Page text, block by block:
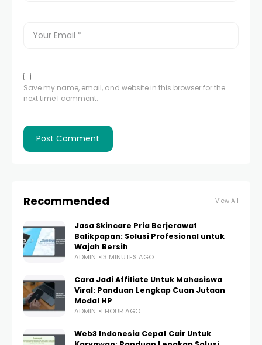
Save my name, email, and website in this browser for the
next time I comment.
Recommended View All
Jasa Skincare Pria Berjerawat
Balikpapan: Solusi Profesional untuk
Wajah Bersih
ADMIN 13 MINUTES AGO
Cara Jadi Affiliate Untuk Mahasiswa
Viral: Panduan Lengkap Cuan Jutaan
Modal HP
ADMIN 1 HOUR AGO
Web3 Indonesia Cepat Cair Untuk